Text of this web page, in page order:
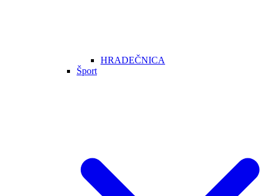
HRADEČNICA
Šport